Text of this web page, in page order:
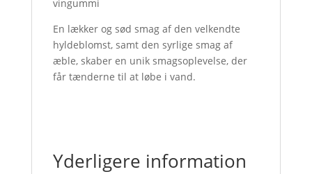
vingummi
En lækker og sød smag af den velkendte
hyldeblomst, samt den syrlige smag af
æble, skaber en unik smagsoplevelse, der
får tænderne til at løbe i vand.
Yderligere information